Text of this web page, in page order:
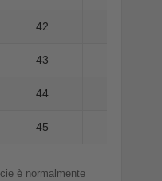
42
43
44
45
è normalmente